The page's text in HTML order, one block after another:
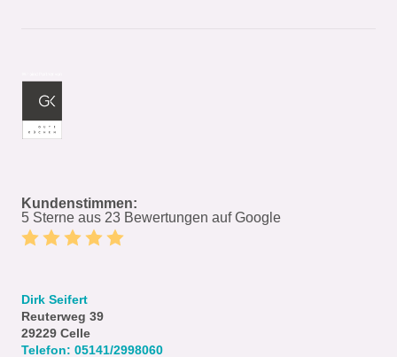
Kundenstimmen:
5 Sterne aus 23 Bewertungen auf Google
Dirk Seifert
Reuterweg 39
29229 Celle
Telefon: 05141/2998060